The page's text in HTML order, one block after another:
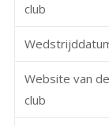
club
Website van de
club